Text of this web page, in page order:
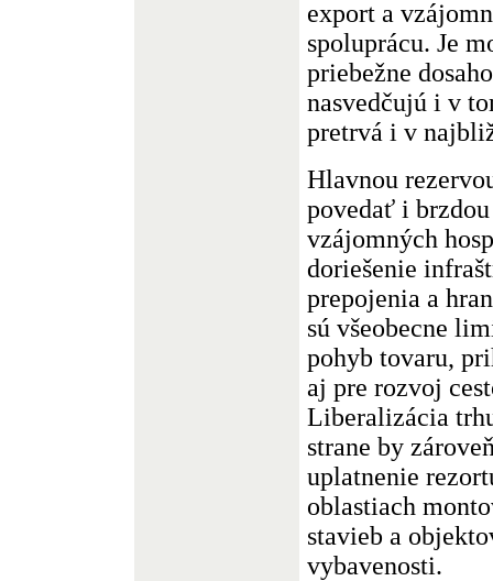
export a
spoluprácu. Je
priebežne
nasvedčujú i v
pretrvá i v
Hlavnou
povedať i
vzájomných
doriešenie
prepojenia a
sú všeobecne
pohyb tovaru,
aj pre rozvoj
Liberalizácia
strane by
uplatnenie
oblastiach
stavieb a
vybavenosti.